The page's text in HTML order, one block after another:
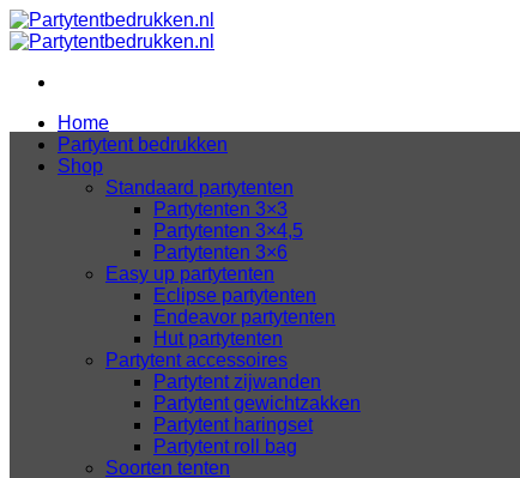
Ga
naar
Home
Partytent bedrukken
Shop
Standaard partytenten
Partytenten 3×3
Partytenten 3×4,5
Partytenten 3×6
Easy up partytenten
Eclipse partytenten
Endeavor partytenten
Hut partytenten
Partytent accessoires
Partytent zijwanden
Partytent gewichtzakken
Partytent haringset
Partytent roll bag
Soorten tenten